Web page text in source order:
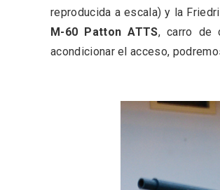
reproducida a escala) y la
M-60 Patton ATTS, carro de
acondicionar el acceso,